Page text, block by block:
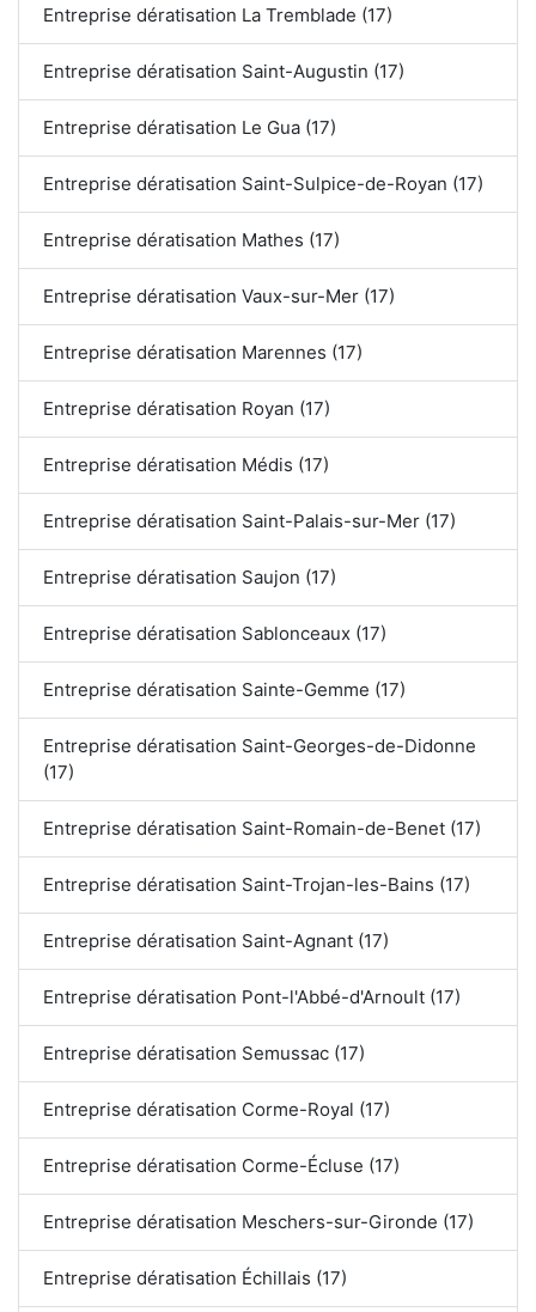
Entreprise dératisation La Tremblade (17)
Entreprise dératisation Saint-Augustin (17)
Entreprise dératisation Le Gua (17)
Entreprise dératisation Saint-Sulpice-de-Royan (17)
Entreprise dératisation Mathes (17)
Entreprise dératisation Vaux-sur-Mer (17)
Entreprise dératisation Marennes (17)
Entreprise dératisation Royan (17)
Entreprise dératisation Médis (17)
Entreprise dératisation Saint-Palais-sur-Mer (17)
Entreprise dératisation Saujon (17)
Entreprise dératisation Sablonceaux (17)
Entreprise dératisation Sainte-Gemme (17)
Entreprise dératisation Saint-Georges-de-Didonne
(17)
Entreprise dératisation Saint-Romain-de-Benet (17)
Entreprise dératisation Saint-Trojan-les-Bains (17)
Entreprise dératisation Saint-Agnant (17)
Entreprise dératisation Pont-l'Abbé-d'Arnoult (17)
Entreprise dératisation Semussac (17)
Entreprise dératisation Corme-Royal (17)
Entreprise dératisation Corme-Écluse (17)
Entreprise dératisation Meschers-sur-Gironde (17)
Entreprise dératisation Échillais (17)